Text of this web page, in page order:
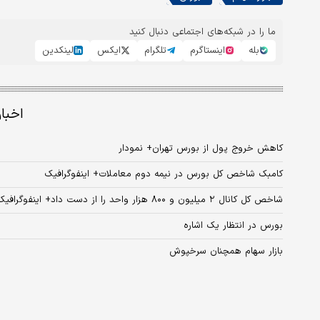
ما را در شبکه‌های اجتماعی دنبال کنید
بله
اینستاگرم تلگرام ایکس لینکدین
کاهش خروج پول از بورس تهران+ نمودار
کامبک شاخص کل بورس در نیمه دوم معاملات+‌ اینفوگرافیک
شاخص کل کانال ۲ میلیون و ۸۰۰ هزار واحد را از دست داد+ اینفوگرافیک
بورس در انتظار یک اشاره
بازار سهام همچنان سرخپوش